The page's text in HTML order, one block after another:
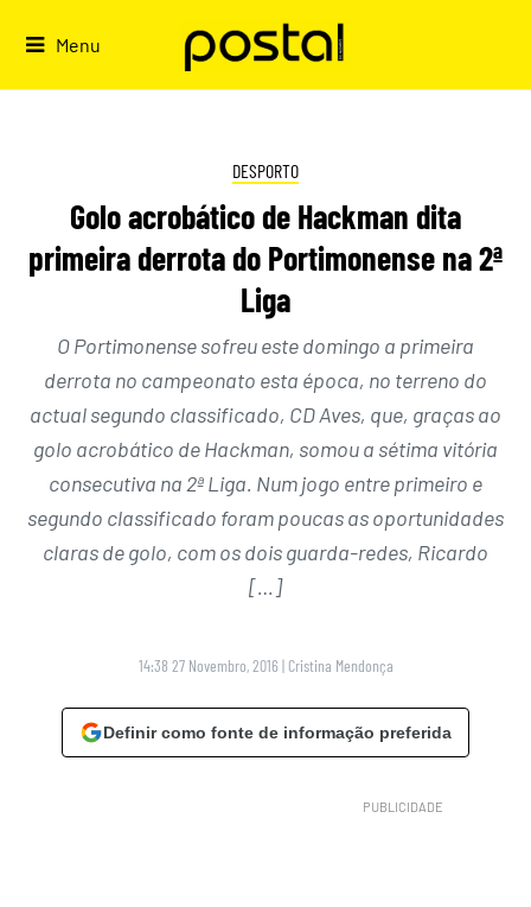
Menu
DESPORTO
Golo acrobático de Hackman dita
primeira derrota do Portimonense na 2ª
Liga
O Portimonense sofreu este domingo a primeira
derrota no campeonato esta época, no terreno do
actual segundo classificado, CD Aves, que, graças ao
golo acrobático de Hackman, somou a sétima vitória
consecutiva na 2ª Liga. Num jogo entre primeiro e
segundo classificado foram poucas as oportunidades
claras de golo, com os dois guarda-redes, Ricardo
[…]
14:38 27 Novembro, 2016 | Cristina Mendonça
Definir como fonte de informação preferida